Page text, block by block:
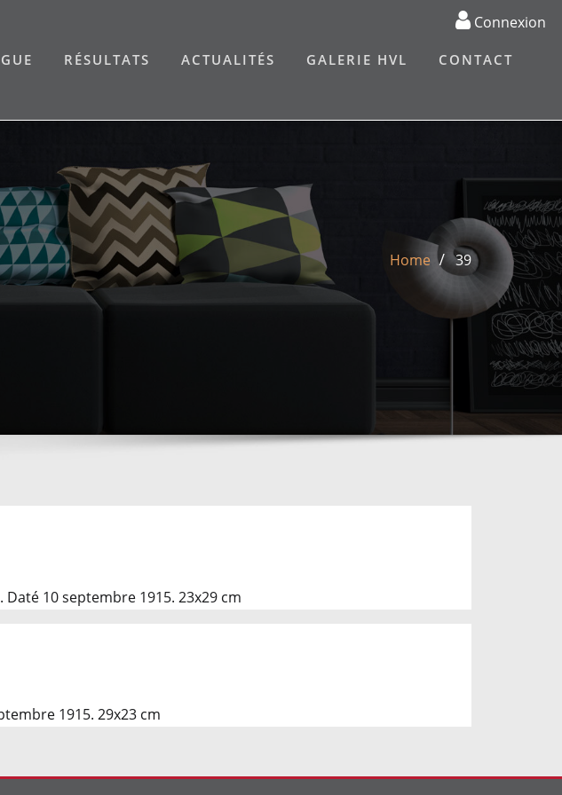
RÉSULTATS ACTUALITÉS GALERIE HVL CONTACT
Connexion
Home 39
10 septembre 1915. 23x29 cm
1915. 29x23 cm